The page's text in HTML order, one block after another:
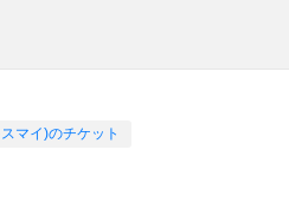
マイ)のチケット